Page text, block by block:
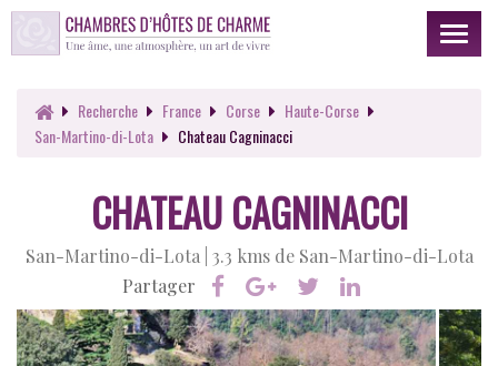
Toggle
Recherche France Corse
Haute-Corse
San-Martino-di-Lota
Chateau Cagninacci
CHATEAU CAGNINACCI
San-Martino-di-Lota | 3.3 kms de San-Martino-di-Lota
Partager